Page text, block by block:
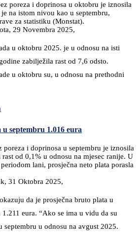
poreza i doprinosa u oktobru je iznosila
na istom nivou kao u septembru,
za statistiku (Monstat).
29 Novembra 2025,
u oktobru 2025. je u odnosu na isti
zabilježila rast od 7,6 odsto.
u oktobru su, u odnosu na prethodni
septembru 1.016 eura
poreza i doprinosa u septembru je iznosila
od 0,1% u odnosu na mjesec ranije. U
lani, prosječna neto plata porasla
31 Oktobra 2025,
da je prosječna bruto plata u
eura. “Ako se ima u vidu da su
septembru u odnosu na avgust 2025.